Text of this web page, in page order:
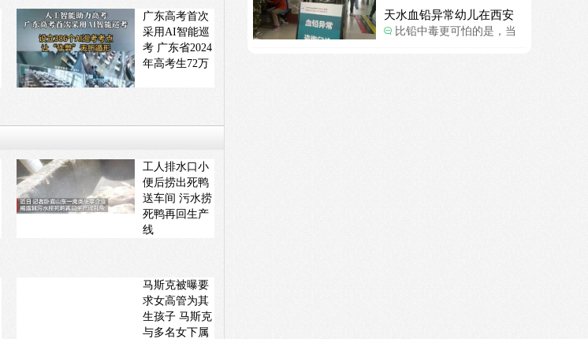
广东高考首次
采用AI智能巡
考 广东省2024
年高考生72万
工人排水口小
便后捞出死鸭
送车间 污水捞
死鸭再回生产
线
马斯克被曝要
求女高管为其
生孩子 马斯克
与多名女下属
孩子也超标，那事情就不是
一般大了。
天水血铅异常幼儿在西安
确诊铅中毒
比铅中毒更可怕的是，当